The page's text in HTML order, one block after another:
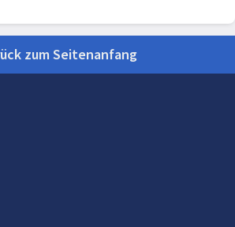
zum Seitenanfang